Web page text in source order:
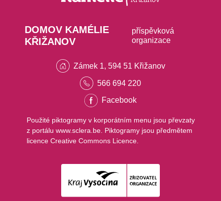
DOMOV KAMÉLIE
KŘIŽANOV
příspěvková
organizace
Zámek 1, 594 51 Křižanov
566 694 220
Facebook
Použité piktogramy v korporátním menu jsou převzaty
z portálu www.sclera.be. Piktogramy jsou předmětem
licence Creative Commons Licence.